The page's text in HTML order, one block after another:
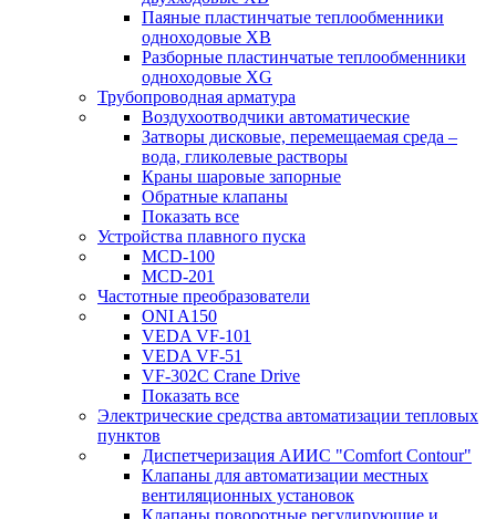
Паяные пластинчатые теплообменники
одноходовые ХВ
Разборные пластинчатые теплообменники
одноходовые ХG
Трубопроводная арматура
Воздухоотводчики автоматические
Затворы дисковые, перемещаемая среда –
вода, гликолевые растворы
Краны шаровые запорные
Обратные клапаны
Показать все
Устройства плавного пуска
MCD-100
MCD-201
Частотные преобразователи
ONI A150
VEDA VF-101
VEDA VF-51
VF-302C Crane Drive
Показать все
Электрические средства автоматизации тепловых
пунктов
Диспетчеризация АИИС "Comfort Contour"
Клапаны для автоматизации местных
вентиляционных установок
Клапаны поворотные регулирующие и